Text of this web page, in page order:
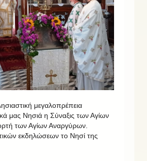
μεγαλοπρέπεια
μας Νησιά η Σύναξις των Αγίων
των Αγίων Αναργύρων.
εκδηλώσεων το Νησί της